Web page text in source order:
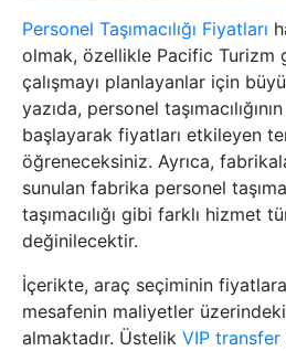
Personel Taşımacılığı Fiyatları
olmak, özellikle Pacific Turizm
çalışmayı planlayanlar için
yazıda, personel
başlayarak fiyatları etkileyen
öğreneceksiniz. Ayrıca,
sunulan fabrika personel
taşımacılığı gibi farklı hizmet
değinilecektir.
İçerikte, araç seçiminin
mesafenin maliyetler
almaktadır. Üstelik VIP transfer